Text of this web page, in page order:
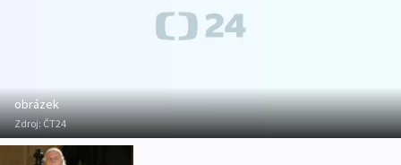
obrázek
Zdroj:ČT24